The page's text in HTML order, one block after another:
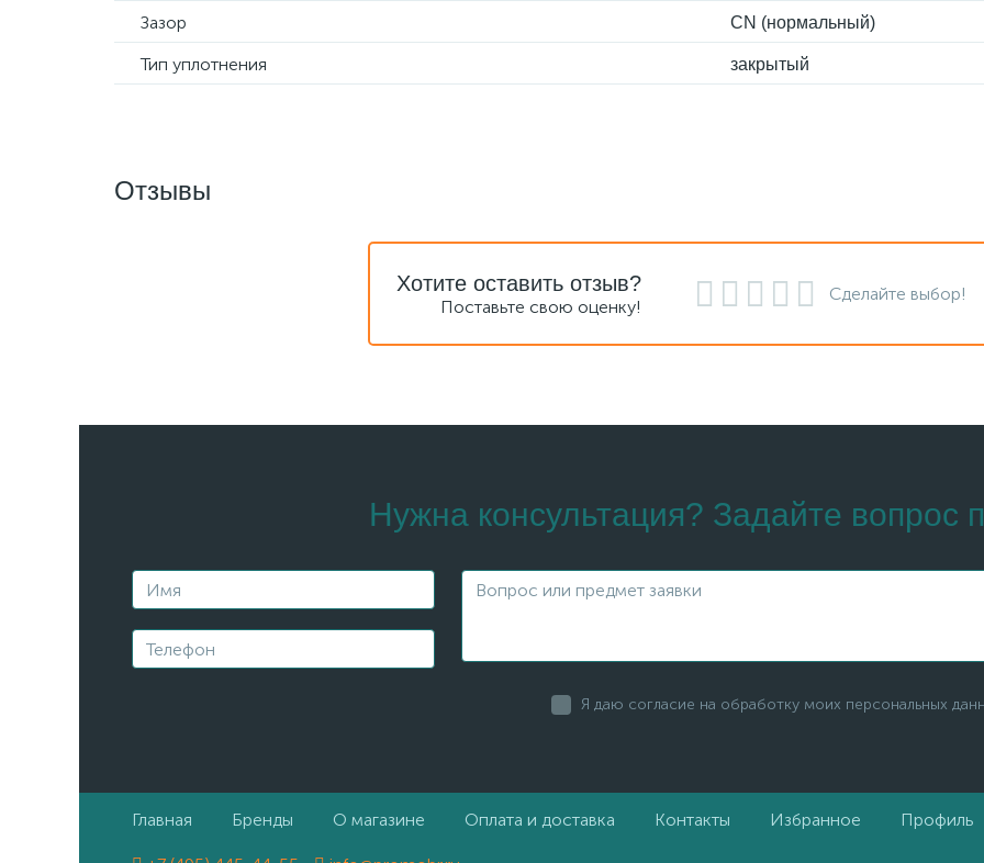
Зазор CN (нормальный)
Тип уплотнения закрытый
Отзывы
Хотите оставить отзыв?
Поставьте свою оценку!
Сделайте выбор!
Нужна консультация? Задайте вопрос
Я даю согласие на обработку моих персональных
Главная Бренды О магазине Оплата и доставка Контакты Избранное Профиль